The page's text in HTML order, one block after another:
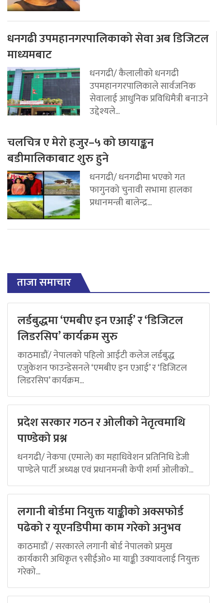
धनगढी उपमहानगरपालिकाको सेवा अब डिजिटल
माध्यमबाट
धनगढी/ कैलालीको धनगढी
उपमहानगरपालिकाले सार्वजनिक
सेवालाई आधुनिक प्रविधिमैत्री बनाउने
उद्देश्यले...
चलचित्र ए मेरो हजुर–५ को छायाङ्कन
बडीमालिकाबाट शुरु हुने
धनगढी/ धनगढीमा भएको गत
फागुनको चुनावी सभामा हालका
प्रधानमन्त्री बालेन्द्र...
ताजा समाचार
लर्डबुद्धमा ‘एमबीए इन एआई’ र ‘डिजिटल
लिडरसिप’ कार्यक्रम सुरु
काठमाडौं/ नेपालको पहिलो आईटी कलेज लर्डबुद्ध
एजुकेशन फाउन्डेसनले ‘एमबीए इन एआई’ र ‘डिजिटल
लिडरसिप’ कार्यक्रम...
प्रदेश सरकार गठन र ओलीको नेतृत्वमाथि
पाण्डेको प्रश्न
धनगढी/ नेकपा (एमाले) का महाधिवेशन प्रतिनिधि डेजी
पाण्डेले पार्टी अध्यक्ष एवं प्रधानमन्त्री केपी शर्मा ओलीको...
लगानी बोर्डमा नियुक्त याङ्कीको अक्सफोर्ड
पढेको र यूएनडिपीमा काम गरेको अनुभव
काठमाडौं / सरकारले लगानी बोर्ड नेपालको प्रमुख
कार्यकारी अधिकृत ९सीईओ० मा याङ्की उक्यावलाई नियुक्त
गरेको...